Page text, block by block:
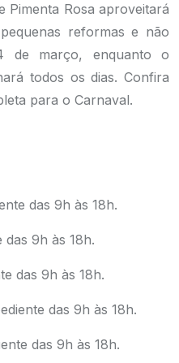
Pimenta Rosa aproveitará
reformas e não
março, enquanto o
todos os dias. Confira
para o Carnaval.
das 9h às 18h.
das 9h às 18h.
das 9h às 18h.
das 9h às 18h.
das 9h às 18h.